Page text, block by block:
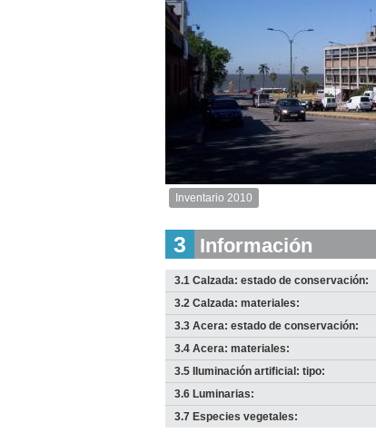
Inventario
Descargar
imagen
original
Inventario 2010
3 Información
3.1 Calzada: estado de conservación:
3.2 Calzada: materiales:
3.3 Acera: estado de conservación:
3.4 Acera: materiales:
3.5 Iluminación artificial: tipo:
3.6 Luminarias:
3.7 Especies vegetales: